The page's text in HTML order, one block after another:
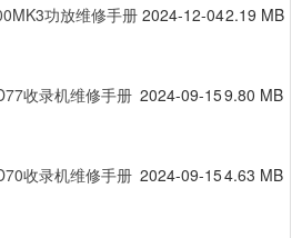
功放维修手册 2024-12-042.19 MB
收录机维修手册 2024-09-159.80 MB
收录机维修手册 2024-09-154.63 MB